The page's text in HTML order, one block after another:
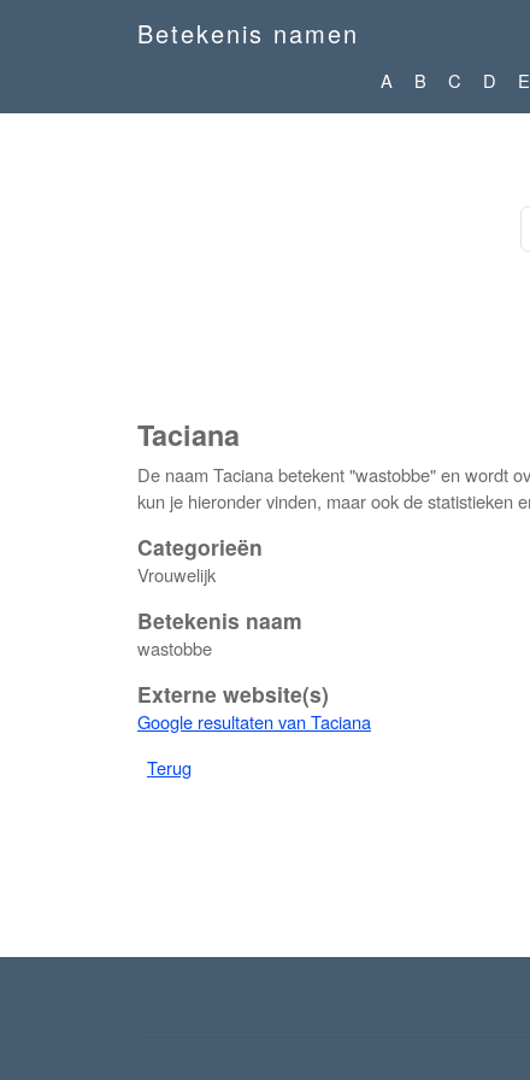
Betekenis namen
A B C D E
Taciana
De naam Taciana betekent "wastobbe" en wordt
kun je hieronder vinden, maar ook de statistieken
Categorieën
Vrouwelijk
Betekenis naam
wastobbe
Externe website(s)
Google resultaten van Taciana
Terug